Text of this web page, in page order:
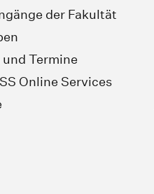
der Fakultät
Termine
Online Services